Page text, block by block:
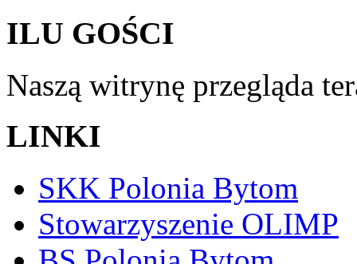
ILU GOŚCI
Naszą witrynę przegląda
LINKI
SKK Polonia Bytom
Stowarzyszenie OLIMP